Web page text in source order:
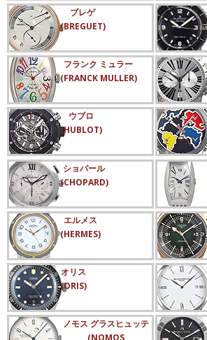
ブレゲ
(BREGUET)
フランク ミュラー
(FRANCK MULLER)
ウブロ
(HUBLOT)
ショパール
(CHOPARD)
エルメス
(HERMES)
オリス
(ORIS)
ノモス グラスヒュッテ